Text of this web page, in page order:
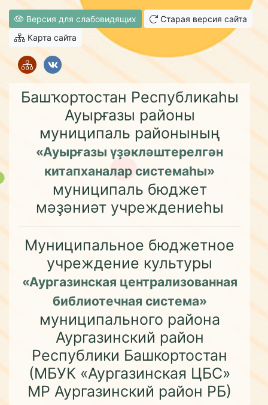
Версия для слабовидящих
Старая версия сайта
Карта сайта
Башҡортостан Республикаһы
Ауырғазы районы
муниципаль районының
«Ауырғазы үҙәкләштерелгән
китапханалар системаһы»
муниципаль бюджет
мәҙәниәт учреждениеһы
Муниципальное бюджетное
учреждение культуры
«Аургазинская централизованная
библиотечная система»
муниципального района
Аургазинский район
Республики Башкортостан
(МБУК «Аургазинская ЦБС»
МР Аургазинский район РБ)